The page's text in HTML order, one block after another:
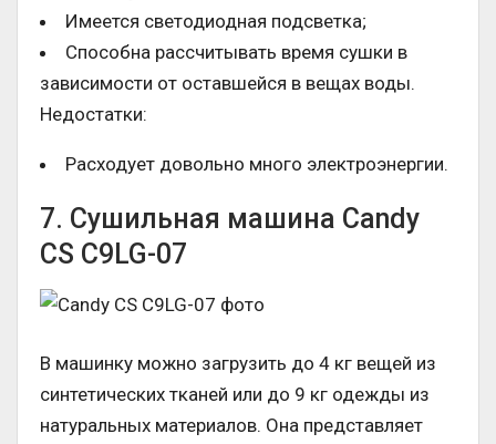
Имеется светодиодная подсветка;
Способна рассчитывать время сушки в
зависимости от оставшейся в вещах воды.
Недостатки:
Расходует довольно много электроэнергии.
7. Сушильная машина Candy
CS C9LG-07
В машинку можно загрузить до 4 кг вещей из
синтетических тканей или до 9 кг одежды из
натуральных материалов. Она представляет